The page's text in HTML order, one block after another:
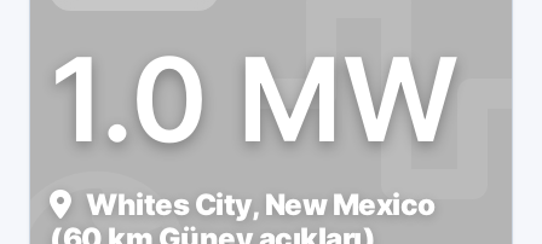
1.0 MW
Whites City, New Mexico